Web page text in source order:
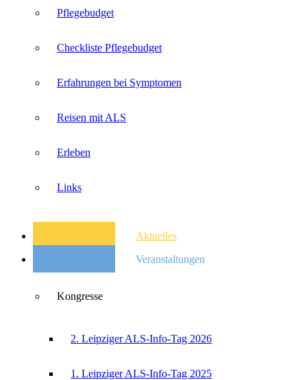
Pflegebudget
Checkliste Pflegebudget
Erfahrungen bei Symptomen
Reisen mit ALS
Erleben
Links
Aktuelles
Veranstaltungen
Kongresse
2. Leipziger ALS-Info-Tag 2026
1. Leipziger ALS-Info-Tag 2025